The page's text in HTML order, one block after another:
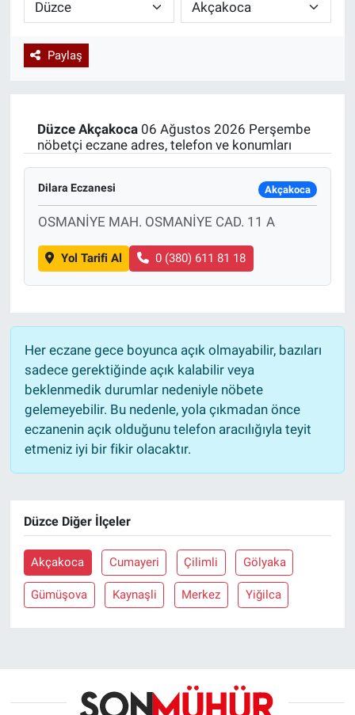
Paylaş
Düzce Akçakoca06 Ağustos 2026 Perşembe
nöbetçi eczane adres, telefon ve konumları
Dilara Eczanesi Akçakoca
OSMANİYE MAH. OSMANİYE CAD. 11 A
Yol Tarifi Al 0 (380) 611 81 18
Her eczane gece boyunca açık olmayabilir, bazıları
sadece gerektiğinde açık kalabilir veya
beklenmedik durumlar nedeniyle nöbete
gelemeyebilir. Bu nedenle, yola çıkmadan önce
eczanenin açık olduğunu telefon aracılığıyla teyit
etmeniz iyi bir fikir olacaktır.
Düzce Diğer İlçeler
Akçakoca Cumayeri Çilimli Gölyaka
Gümüşova Kaynaşli Merkez Yiğilca